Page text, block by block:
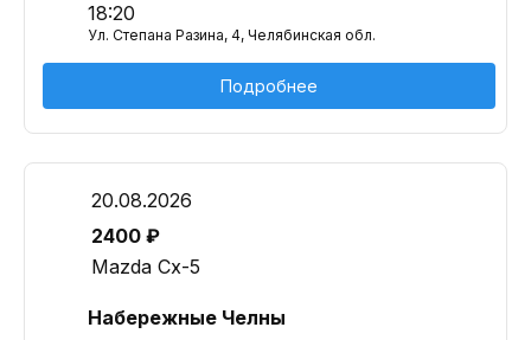
18:20
Ул. Степана Разина, 4, Челябинская обл.
Подробнее
20.08.2026
2400 ₽
Mazda Cx-5
Набережные Челны